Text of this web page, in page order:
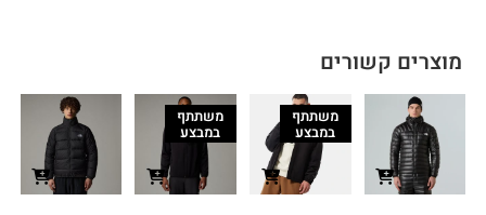
מוצרים קשורים
משתתף
במבצע
משתתף
במבצע